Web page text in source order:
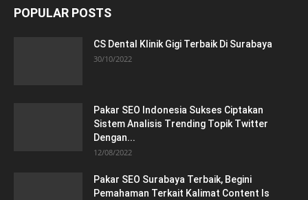
POPULAR POSTS
CS Dental Klinik Gigi Terbaik Di Surabaya
30/10/2022
Pakar SEO Indonesia Sukses Ciptakan
Sistem Analisis Trending Topik Twitter
Dengan...
12/08/2022
Pakar SEO Surabaya Terbaik, Begini
Pemahaman Terkait Kalimat Content Is